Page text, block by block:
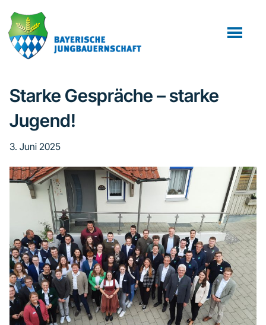
Inhalt
springen
Fußzeile
springen
Starke Gespräche – starke
Jugend!
3. Juni 2025